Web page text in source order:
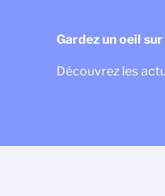
Gardez un oeil
Découvrez les